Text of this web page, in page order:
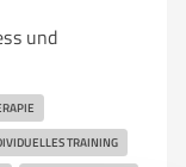
und
TRAINING